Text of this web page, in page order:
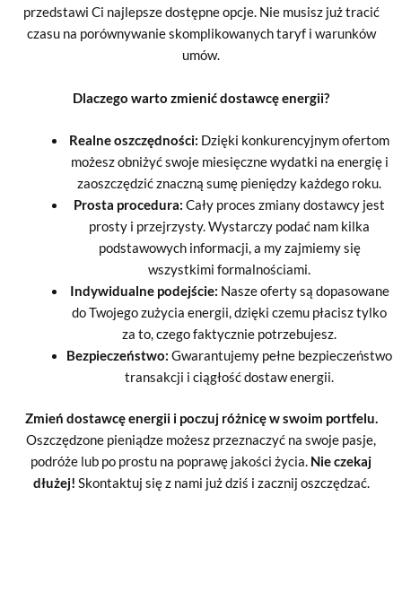
przedstawi Ci najlepsze dostępne opcje. Nie musisz już tracić
czasu na porównywanie skomplikowanych taryf i warunków
umów.
Dlaczego warto zmienić dostawcę energii?
Realne oszczędności: Dzięki konkurencyjnym ofertom
możesz obniżyć swoje miesięczne wydatki na energię i
zaoszczędzić znaczną sumę pieniędzy każdego roku.
Prosta procedura: Cały proces zmiany dostawcy jest
prosty i przejrzysty. Wystarczy podać nam kilka
podstawowych informacji, a my zajmiemy się
wszystkimi formalnościami.
Indywidualne podejście: Nasze oferty są dopasowane
do Twojego zużycia energii, dzięki czemu płacisz tylko
za to, czego faktycznie potrzebujesz.
Bezpieczeństwo: Gwarantujemy pełne bezpieczeństwo
transakcji i ciągłość dostaw energii.
Zmień dostawcę energii i poczuj różnicę w swoim portfelu.
Oszczędzone pieniądze możesz przeznaczyć na swoje pasje,
podróże lub po prostu na poprawę jakości życia. Nie czekaj
dłużej! Skontaktuj się z nami już dziś i zacznij oszczędzać.